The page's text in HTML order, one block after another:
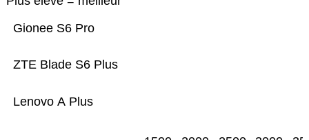
Lenovo A Plus
ZTE Blade S6 Plus
Gionee S6 Pro